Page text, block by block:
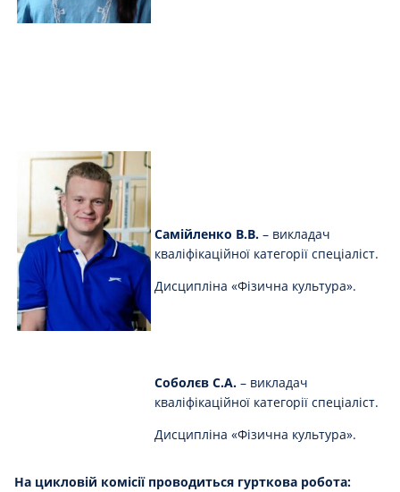
Самійленко В.В. – викладач
кваліфікаційної категорії спеціаліст.
Дисципліна «Фізична культура».
Соболєв С.А. – викладач
кваліфікаційної категорії спеціаліст.
Дисципліна «Фізична культура».
На цикловій комісії проводиться гурткова робота: